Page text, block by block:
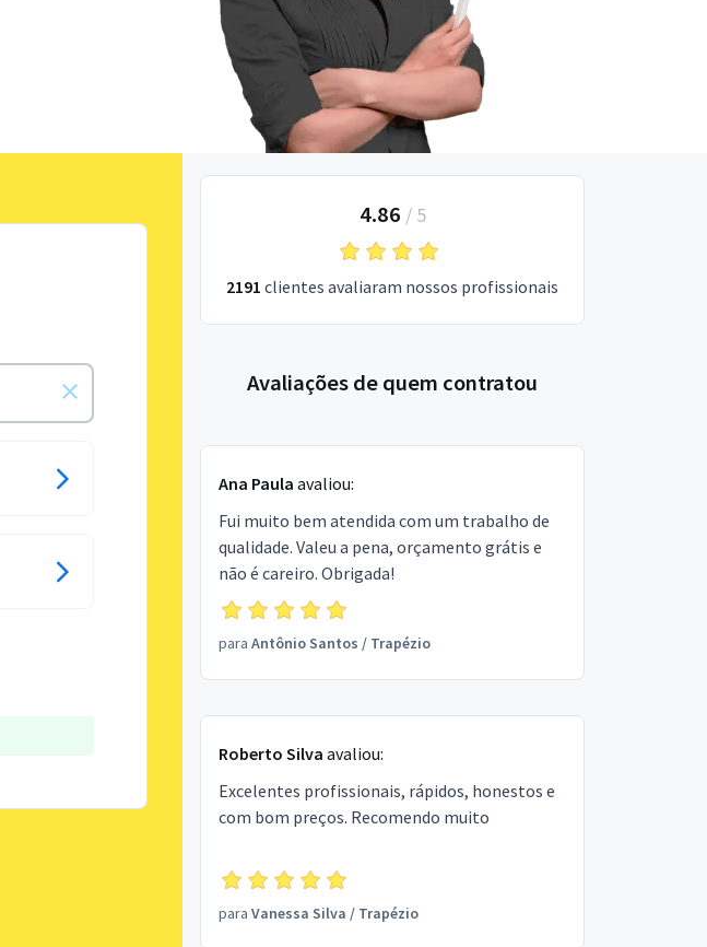
4.86 / 5
2191 clientes avaliaram nossos profissionais
Avaliações de quem contratou
Ana Paula avaliou:
Fui muito bem atendida com um trabalho de
qualidade. Valeu a pena, orçamento grátis e
não é careiro. Obrigada!
para Antônio Santos / Trapézio
Roberto Silva avaliou:
Excelentes profissionais, rápidos, honestos e
com bom preços. Recomendo muito
para Vanessa Silva / Trapézio